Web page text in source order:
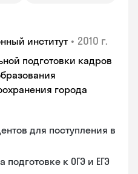
институт • 2010 г.
подготовки кадров
города
для поступления в
подготовке к ОГЭ и ЕГЭ